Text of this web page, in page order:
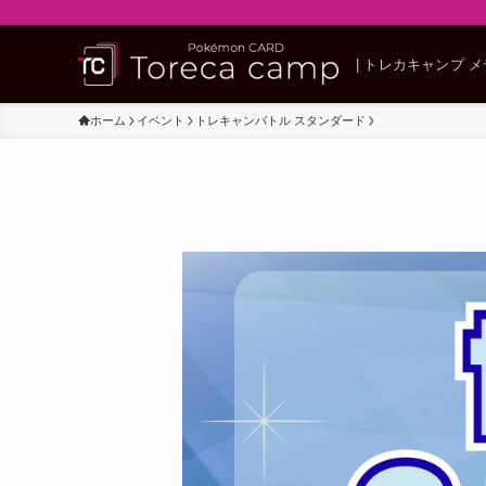
| トレカキャンプ
ホーム イベント トレキャンバトル スタンダード